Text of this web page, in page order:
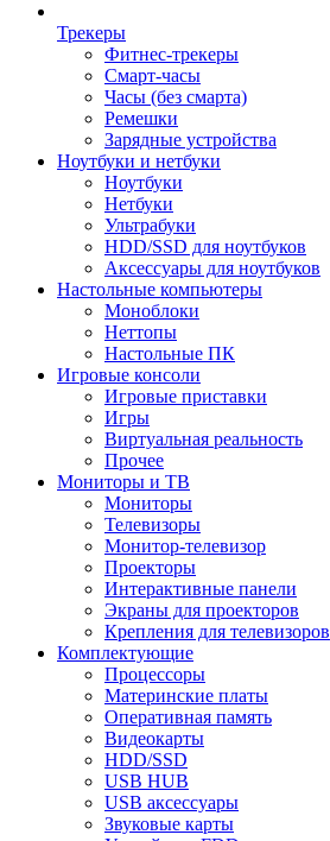
Трекеры
Фитнес-трекеры
Смарт-часы
Часы (без смарта)
Ремешки
Зарядные устройства
Ноутбуки и нетбуки
Ноутбуки
Нетбуки
Ультрабуки
HDD/SSD для ноутбуков
Аксессуары для ноутбуков
Настольные компьютеры
Моноблоки
Неттопы
Настольные ПК
Игровые консоли
Игровые приставки
Игры
Виртуальная реальность
Прочее
Мониторы и ТВ
Мониторы
Телевизоры
Монитор-телевизор
Проекторы
Интерактивные панели
Экраны для проекторов
Крепления для телевизоров
Комплектующие
Процессоры
Материнские платы
Оперативная память
Видеокарты
HDD/SSD
USB HUB
USB аксессуары
Звуковые карты